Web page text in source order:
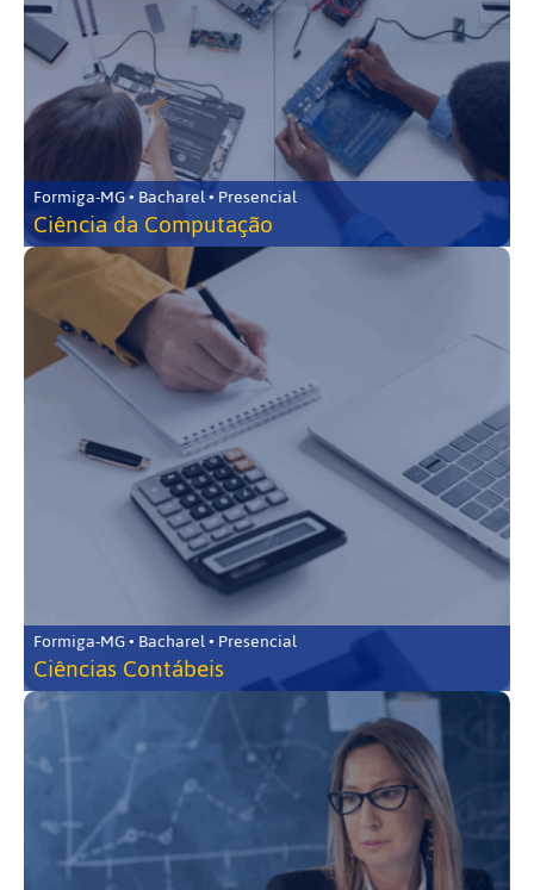
Formiga-MG • Bacharel • Presencial
Ciência da Computação
Formiga-MG • Bacharel • Presencial
Ciências Contábeis